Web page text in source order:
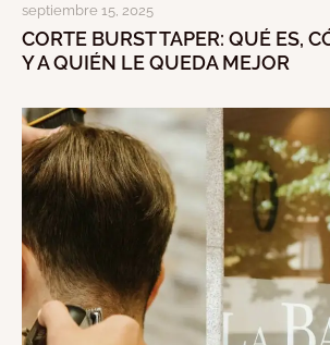
septiembre 15, 2025
CORTE BURST TAPER: QUÉ ES,
Y A QUIÉN LE QUEDA MEJOR